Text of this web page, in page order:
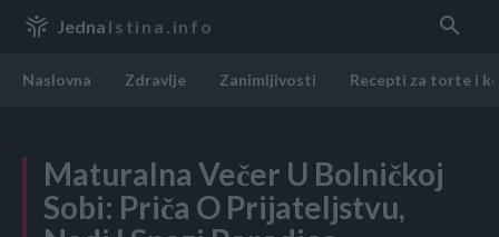
Jedna Istina.info
Naslovna Zdravlje Zanimljivosti Recepti za torte i
Maturalna Večer U Bolničkoj
Sobi: Priča O Prijateljstvu,